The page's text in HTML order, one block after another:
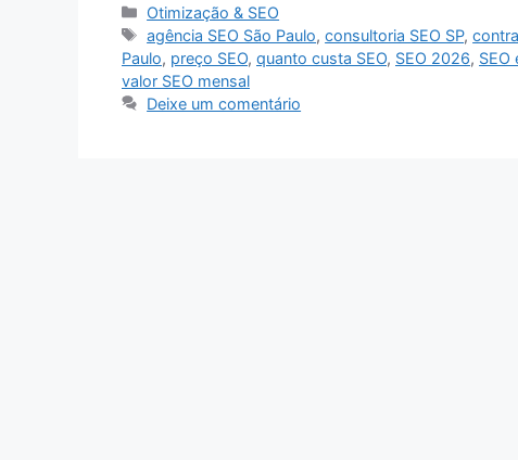
Categorias
Otimização & SEO
Tags
agência SEO São Paulo,consultoria SEO SP,
Paulo, preço SEO, quanto custa SEO, SEO 2026, SEO
valor SEO mensal
Deixe um comentário